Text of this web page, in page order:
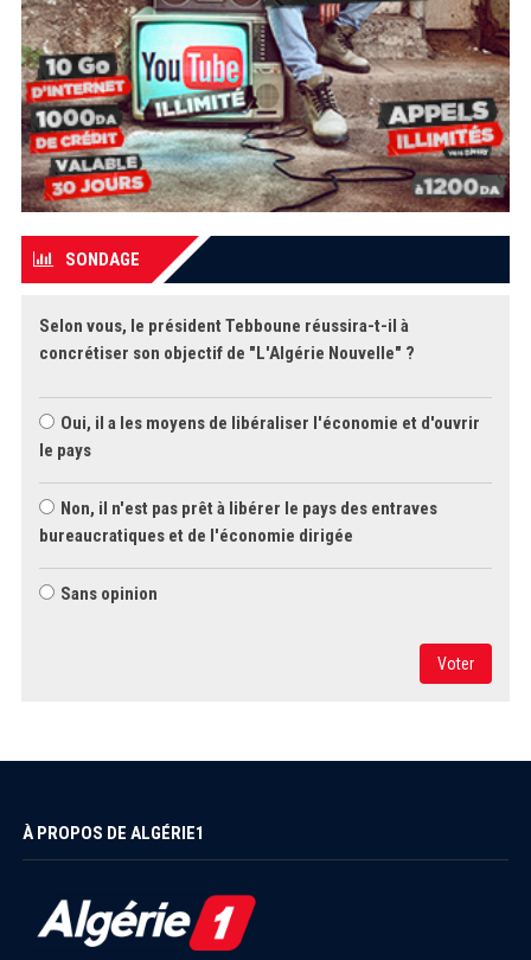
SONDAGE
Selon vous, le président Tebboune réussira-t-il à
concrétiser son objectif de "L'Algérie Nouvelle" ?
Oui, il a les moyens de libéraliser l'économie et d'ouvrir
le pays
Non, il n'est pas prêt à libérer le pays des entraves
bureaucratiques et de l'économie dirigée
Sans opinion
Voter
À PROPOS DE ALGÉRIE1